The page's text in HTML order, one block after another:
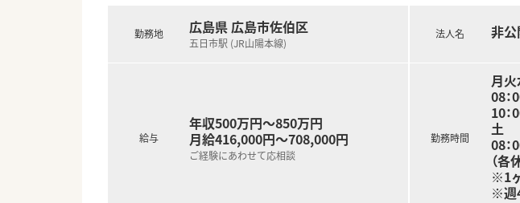
勤務地 広島県 広島市佐伯区
五日市駅 (JR山陽本線)
給与
年収500万円～850万円
月給416,000円～708,000円
ご経験にあわせて応相談
法人名 非公
勤務時間
月
08：
10
土
08：
（各
※1
※週